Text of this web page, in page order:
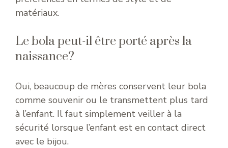
matériaux.
Le bola peut-il être porté après la
naissance?
Oui, beaucoup de mères conservent leur bola
comme souvenir ou le transmettent plus tard
à l’enfant. Il faut simplement veiller à la
sécurité lorsque l’enfant est en contact direct
avec le bijou.